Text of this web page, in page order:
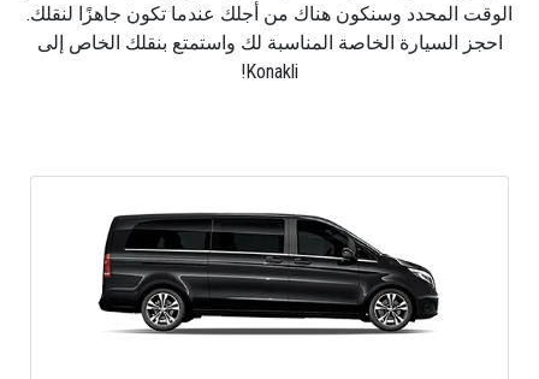
الوقت المحدد وسنكون هناك من أجلك عندما تكون جاهزًا لنقلك.
احجز السيارة الخاصة المناسبة لك واستمتع بنقلك الخاص إلى
Konakli!